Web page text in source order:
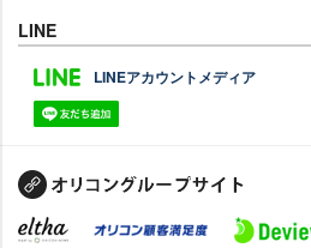
LINE
LINEアカウントメディア